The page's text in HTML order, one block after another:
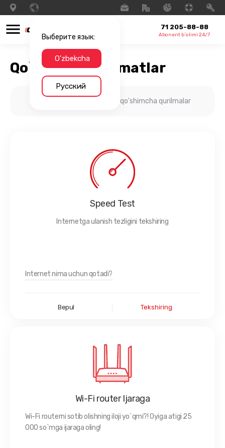
Выберите язык:
O'zbekcha
Русский
71 205-88-88
Abonent b`olimi 24/7
Qo`shimcha xizmatlar
Internetingiz uchun qo'shimcha qurilmalar
Speed Test
Internetga ulanish tezligini tekshiring
Internet nima uchun qotadi?
Bepul Tekshiring
Wi-Fi router Ijaraga
Wi-Fi routerni sotib olishning iloji yo`qmi?! Oyiga atigi 25
000 so`mga ijaraga oling!